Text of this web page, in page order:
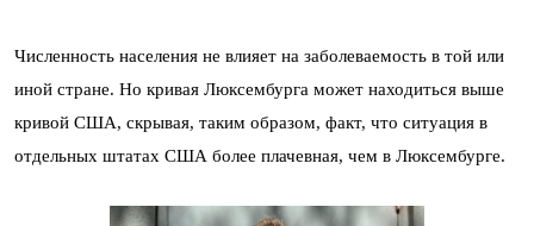
Численность населения не влияет на заболеваемость в той или
иной стране. Но кривая Люксембурга может находиться выше
кривой США, скрывая, таким образом, факт, что ситуация в
отдельных штатах США более плачевная, чем в Люксембурге.